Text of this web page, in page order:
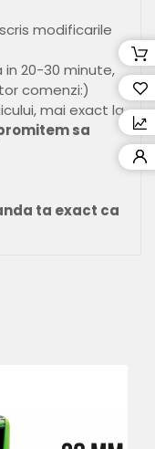
modificarile
20-30 minute,
comenzi:)
mai exact la
sa
ta exact ca